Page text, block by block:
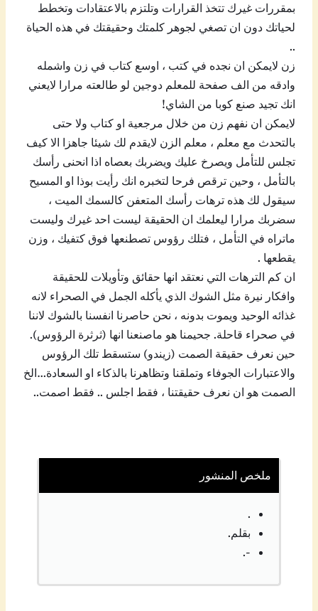
بمقررات غيرك تتخذ القرارات وتلتزم بالاعتقادات وتخطط
لحياتك دون ان تصغي لجوهر كلمتك وحقيقتك في هذه الحياة
..
زن لايمكن ان نجده في كتب ، اوسع كتاب في زن واشمله
وادقه من الف صفحة للمعلم دوجين لو طالعته مرارا لايعني
انك تجيد صنع كوبا من الشاي!
لايمكن ان نفهم زن من خلال مرجعية او كتاب ولا حتى
بالتحدث مع معلم ، معلم الزن لايقدم لك شيئا جاهزا الا كيف
تجلس للتأمل ويصرخ عليك ويضربك بعصاه اذا انحنى رأسك
بالتأمل ، وحين ترقص فرحا لتخبره انك رأيت بوذا او المسيح
سيقول لك هذه ترهات رأسك المتعفن كالسمك الميت ،
سضربك مرارا ليعلمك ان الحقيقة ليست احد غيرك وليست
ماتراه في التأمل ، فتلك رؤوس تصطنعها فوق كتفيك ، وزن
يقطعها .
ان كم الترهات التي نعتقد انها حقائق وتأويلات للحقيقة
وافكار نيرة مثل الشوك الذي يأكله الجمل في الصحراء لانه
غذائه الوحيد ويموت بدونه ، نحن حاصرنا انفسنا بالشوك لاننا
في صحراء قاحلة. جحيمنا هو ماصنعنا انها (ثرثرة الرؤوس).
حين نعرف حقيقة الصمت (زيندو) ستسقط تلك الرؤوس
والاعتبارات الجوفاء وتملقنا وتظاهرنا بالذكاء او السعادة…الخ
الصمت هو ان نعرف حقيقتنا ، فقط اجلس .. فقط اصمت..
ملخص المنشور
.
بقلم.
-.